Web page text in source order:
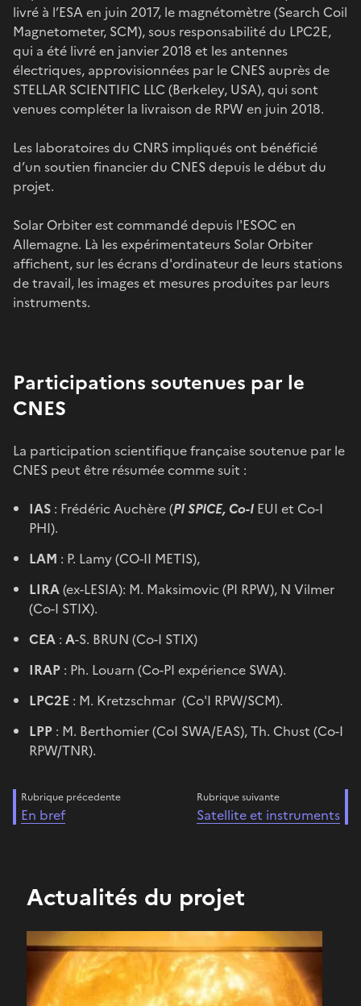
livré à l’ESA en juin 2017, le magnétomètre (Search Coil
Magnetometer, SCM), sous responsabilité du LPC2E,
qui a été livré en janvier 2018 et les antennes
électriques, approvisionnées par le CNES auprès de
STELLAR SCIENTIFIC LLC (Berkeley, USA), qui sont
venues compléter la livraison de RPW en juin 2018.
Les laboratoires du CNRS impliqués ont bénéficié
d’un soutien financier du CNES depuis le début du
projet.
Solar Orbiter est commandé depuis l'ESOC en
Allemagne. Là les expérimentateurs Solar Orbiter
affichent, sur les écrans d'ordinateur de leurs stations
de travail, les images et mesures produites par leurs
instruments.
Participations soutenues par le
CNES
La participation scientifique française soutenue par le
CNES peut être résumée comme suit :
IAS : Frédéric Auchère (PI SPICE, Co-I EUI et Co-I
PHI).
LAM : P. Lamy (CO-II METIS),
LIRA(ex-LESIA): M. Maksimovic (PI RPW), N Vilmer
(Co-I STIX).
CEA : A-S. BRUN (Co-I STIX)
IRAP : Ph. Louarn (Co-PI expérience SWA).
LPC2E : M. Kretzschmar (Co'I RPW/SCM).
LPP : M. Berthomier (CoI SWA/EAS), Th. Chust (Co-I
RPW/TNR).
Rubrique précedente
En bref
Rubrique suivante
Satellite et instruments
Actualités du projet